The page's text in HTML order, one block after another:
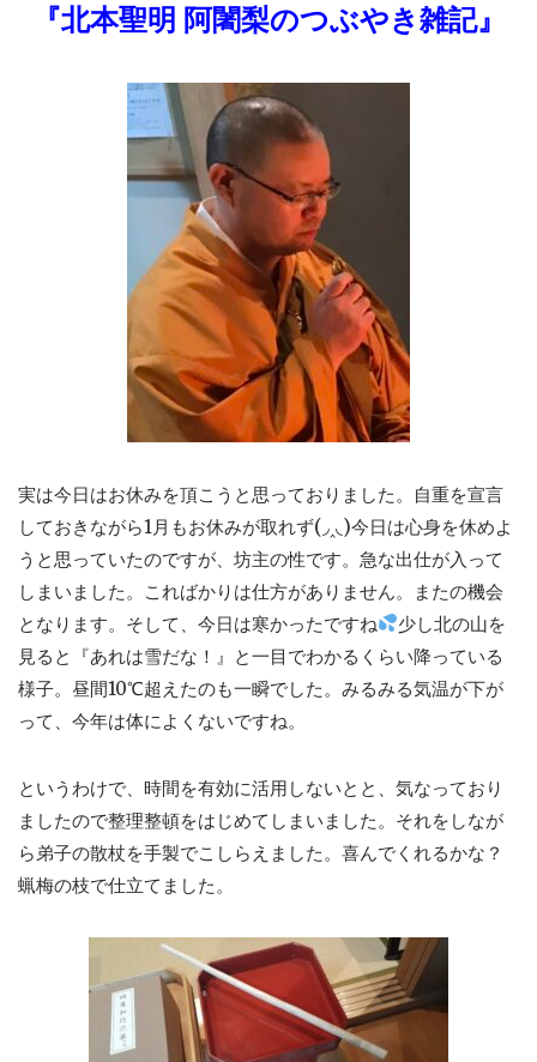
『北本聖明 阿闍梨のつぶやき雑記』
実は今日はお休みを頂こうと思っておりました。自重を宣言
しておきながら1月もお休みが取れず(◞‸◟)今日は心身を休めよ
うと思っていたのですが、坊主の性です。急な出仕が入って
しまいました。こればかりは仕方がありません。またの機会
となります。そして、今日は寒かったですね
少し北の山を
見ると『あれは雪だな！』と一目でわかるくらい降っている
様子。昼間10℃超えたのも一瞬でした。みるみる気温が下が
って、今年は体によくないですね。
というわけで、時間を有効に活用しないとと、気なっており
ましたので整理整頓をはじめてしまいました。それをしなが
ら弟子の散杖を手製でこしらえました。喜んでくれるかな？
蝋梅の枝で仕立てました。